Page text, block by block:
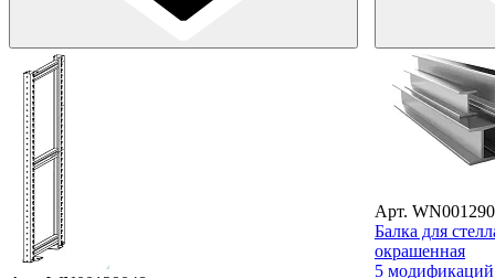
Арт.
Балка для
окрашенная
5 модификаций